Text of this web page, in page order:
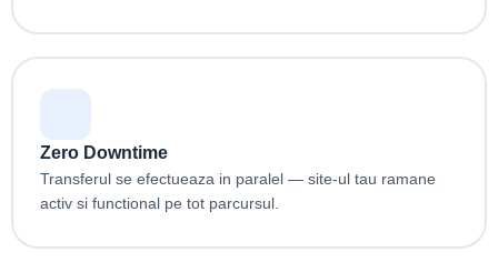
Zero Downtime
Transferul se efectueaza in paralel — site-ul tau ramane
activ si functional pe tot parcursul.